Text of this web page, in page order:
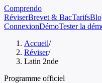
Comprendo
RéviserBrevet & BacTarifs
ConnexionDémoTester la
Accueil/
Réviser/
Latin 2nde
Programme officiel